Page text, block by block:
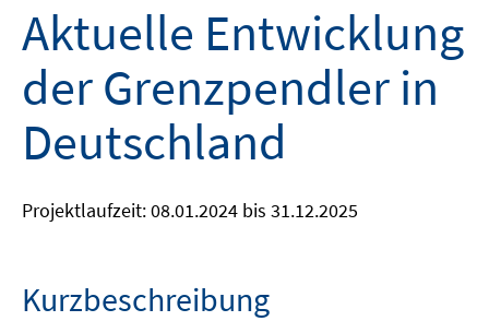
Aktuelle Entwicklung
der Grenzpendler in
Deutschland
Projektlaufzeit: 08.01.2024 bis 31.12.2025
Kurzbeschreibung